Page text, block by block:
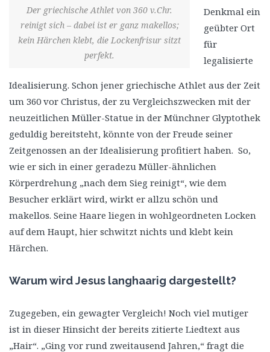
Der griechische Athlet von 360 v.Chr.
reinigt sich – dabei ist er ganz makellos;
kein Härchen klebt, die Lockenfrisur sitzt
perfekt.
Denkmal ein
geübter Ort
für
legalisierte
Idealisierung. Schon jener griechische Athlet aus der Zeit
um 360 vor Christus, der zu Vergleichszwecken mit der
neuzeitlichen Müller-Statue in der Münchner Glyptothek
geduldig bereitsteht, könnte von der Freude seiner
Zeitgenossen an der Idealisierung profitiert haben. So,
wie er sich in einer geradezu Müller-ähnlichen
Körperdrehung „nach dem Sieg reinigt“, wie dem
Besucher erklärt wird, wirkt er allzu schön und
makellos. Seine Haare liegen in wohlgeordneten Locken
auf dem Haupt, hier schwitzt nichts und klebt kein
Härchen.
Warum wird Jesus langhaarig dargestellt?
Zugegeben, ein gewagter Vergleich! Noch viel mutiger
ist in dieser Hinsicht der bereits zitierte Liedtext aus
„Hair“. „Ging vor rund zweitausend Jahren,“ fragt die